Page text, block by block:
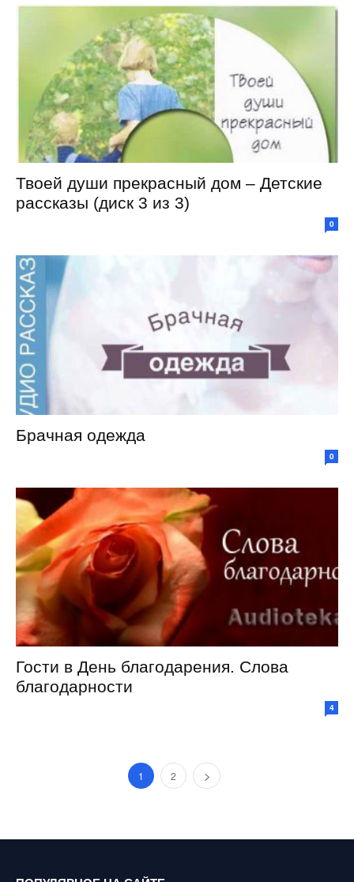
Твоей души прекрасный дом – Детские
рассказы (диск 3 из 3)
0
Брачная одежда
0
Гости в День благодарения. Слова
благодарности
4
1 2